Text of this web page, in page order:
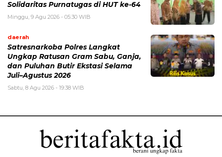
Solidaritas Purnatugas di HUT ke-64
Minggu, 9 Agu 2026 - 05:30 WIB
daerah
Satresnarkoba Polres Langkat
Ungkap Ratusan Gram Sabu, Ganja,
dan Puluhan Butir Ekstasi Selama
Juli–Agustus 2026
Sabtu, 8 Agu 2026 - 19:38 WIB